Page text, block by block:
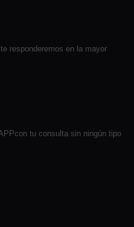
responderemos en la mayor
tu consulta sin ningún tipo